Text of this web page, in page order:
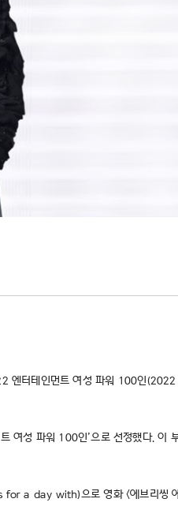
엔터테인먼트 여성 파워 100인
여성 파워 100인’으로 선정했다. 이
a day with)으로 영화 <에브리씽